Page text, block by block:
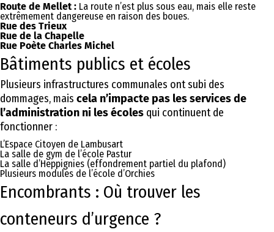
Route de Mellet : La route n’est plus sous eau, mais elle reste
extrêmement dangereuse en raison des boues.
Rue des Trieux
Rue de la Chapelle
Rue Poète Charles Michel
Bâtiments publics et écoles
Plusieurs infrastructures communales ont subi des
dommages, mais cela n’impacte pas les services de
l’administration ni les écoles qui continuent de
fonctionner :
L’Espace Citoyen de Lambusart
La salle de gym de l’école Pastur
La salle d’Heppignies (effondrement partiel du plafond)
Plusieurs modules de l’école d’Orchies
Encombrants : Où trouver les
conteneurs d’urgence ?